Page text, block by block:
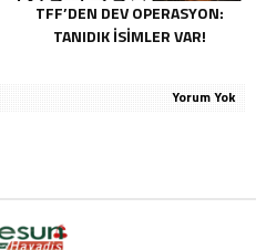
TFF’DEN DEV OPERASYON:
TANIDIK İSIMLER VAR!
Yorum Yok